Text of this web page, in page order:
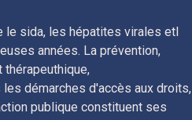
le sida, les hépatites virales etl
années. La prévention,
thérapeuthique,
démarches d'accès aux droits,
publique constituent ses